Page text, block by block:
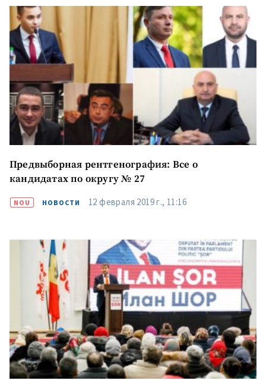
Предвыборная рентгенография: Все о
кандидатах по округу № 27
NOU НОВОСТИ 12 февраля 2019 г., 11:16